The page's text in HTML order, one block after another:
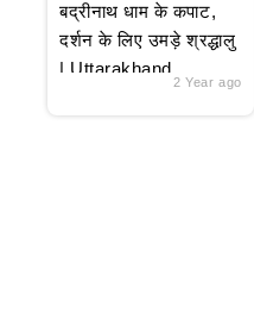
बद्रीनाथ धाम के कपाट,
दर्शन के लिए उमड़े श्रद्धालु
| Uttarakhand
2 Year ago